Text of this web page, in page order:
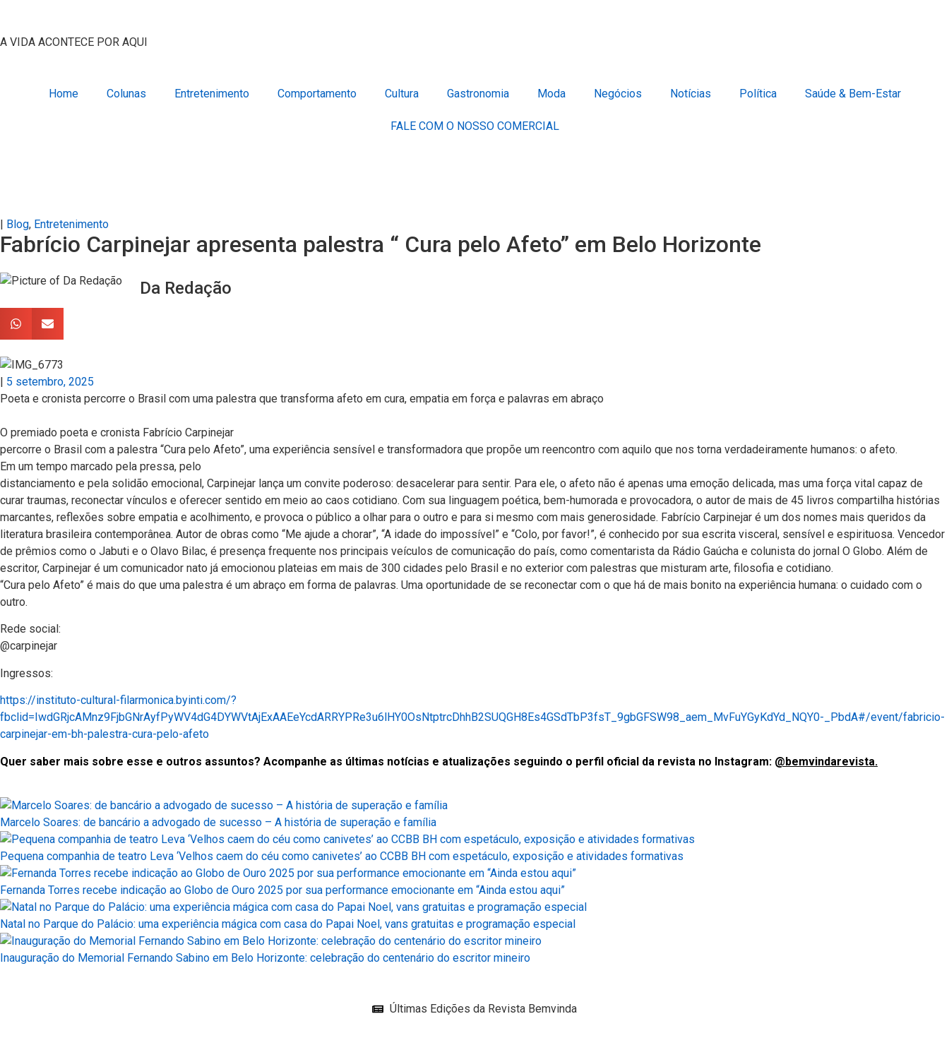
A VIDA ACONTECE POR AQUI
Home Colunas Entretenimento Comportamento Cultura Gastronomia Moda Negócios Notícias Política Saúde & Bem-Estar
FALE COM O NOSSO COMERCIAL
Blog, Entretenimento
Fabrício Carpinejar apresenta palestra “ Cura pelo Afeto” em Belo Horizonte
Da Redação
| 5 setembro, 2025
Poeta e cronista percorre o Brasil com uma palestra que transforma afeto em cura, empatia em força e palavras em abraço
O premiado poeta e cronista Fabrício Carpinejar
percorre o Brasil com a palestra “Cura pelo Afeto”, uma experiência sensível e transformadora que propõe um reencontro com aquilo que nos torna verdadeiramente humanos: o afeto.
Em um tempo marcado pela pressa, pelo
distanciamento e pela solidão emocional, Carpinejar lança um convite poderoso: desacelerar para sentir. Para ele, o afeto não é apenas uma emoção delicada, mas uma força vital capaz de
curar traumas, reconectar vínculos e oferecer sentido em meio ao caos cotidiano. Com sua linguagem poética, bem-humorada e provocadora, o autor de mais de 45 livros compartilha histórias
marcantes, reflexões sobre empatia e acolhimento, e provoca o público a olhar para o outro e para si mesmo com mais generosidade. Fabrício Carpinejar é um dos nomes mais queridos da
literatura brasileira contemporânea. Autor de obras como “Me ajude a chorar”, “A idade do impossível” e “Colo, por favor!”, é conhecido por sua escrita visceral, sensível e espirituosa. Vencedor
de prêmios como o Jabuti e o Olavo Bilac, é presença frequente nos principais veículos de comunicação do país, como comentarista da Rádio Gaúcha e colunista do jornal O Globo. Além de
escritor, Carpinejar é um comunicador nato já emocionou plateias em mais de 300 cidades pelo Brasil e no exterior com palestras que misturam arte, filosofia e cotidiano.
“Cura pelo Afeto” é mais do que uma palestra é um abraço em forma de palavras. Uma oportunidade de se reconectar com o que há de mais bonito na experiência humana: o cuidado com o
outro.
Rede social:
@carpinejar
Ingressos:
https://instituto-cultural-filarmonica.byinti.com/?
fbclid=IwdGRjcAMnz9FjbGNrAyfPyWV4dG4DYWVtAjExAAEeYcdARRYPRe3u6lHY0OsNtptrcDhhB2SUQGH8Es4GSdTbP3fsT_9gbGFSW98_aem_MvFuYGyKdYd_NQY0-_PbdA#/event/fabricio-
carpinejar-em-bh-palestra-cura-pelo-afeto
Quer saber mais sobre esse e outros assuntos? Acompanhe as últimas notícias e atualizações seguindo o perfil oficial da revista no Instagram: @bemvindarevista.
Marcelo Soares: de bancário a advogado de sucesso – A história de superação e família
Pequena companhia de teatro Leva ‘Velhos caem do céu como canivetes’ ao CCBB BH com espetáculo, exposição e atividades formativas
Fernanda Torres recebe indicação ao Globo de Ouro 2025 por sua performance emocionante em “Ainda estou aqui”
Natal no Parque do Palácio: uma experiência mágica com casa do Papai Noel, vans gratuitas e programação especial
Inauguração do Memorial Fernando Sabino em Belo Horizonte: celebração do centenário do escritor mineiro
Últimas Edições da Revista Bemvinda